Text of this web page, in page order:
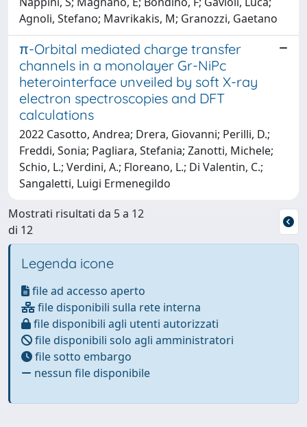
Agnoli, Stefano; Mavrikakis, M; Granozzi, Gaetano
π-Orbital mediated charge transfer
channels in a monolayer Gr-NiPc
heterointerface unveiled by soft X-ray
electron spectroscopies and DFT
calculations
2022 Casotto, Andrea; Drera, Giovanni; Perilli, D.;
Freddi, Sonia; Pagliara, Stefania; Zanotti, Michele;
Schio, L.; Verdini, A.; Floreano, L.; Di Valentin, C.;
Sangaletti, Luigi Ermenegildo
Mostrati risultati da 5 a 12
di 12
Legenda icone
file ad accesso aperto
file disponibili sulla rete interna
file disponibili agli utenti autorizzati
file disponibili solo agli amministratori
file sotto embargo
nessun file disponibile